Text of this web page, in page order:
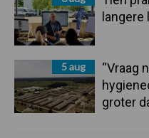
5 aug
“Vraag
groter